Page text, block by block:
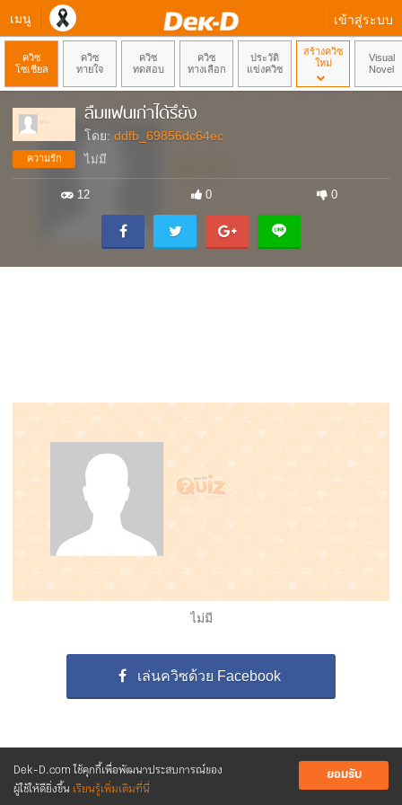
เมนู เข้าสู่ระบบ
Dek-D.com ใช้คุกกี้เพื่อพัฒนาประสบการณ์ของ
ผู้ใช้ให้ดียิ่งขึ้น เรียนรู้เพิ่มเติมที่นี่
ยอมรับ
ควิซ
โซเชียล
ควิซ
ทายใจ
ควิซ
ทดสอบ
ควิซ
ทางเลือก
ประวัติ
แข่งควิซ
สร้างควิซ
ใหม่
Visual
Novel
ความรัก
ลืมแฟนเก่าได้รึยัง
โดย: ddfb_69856dc64ec
ไม่มี
12 0 0
ไม่มี
เล่นควิซด้วย Facebook